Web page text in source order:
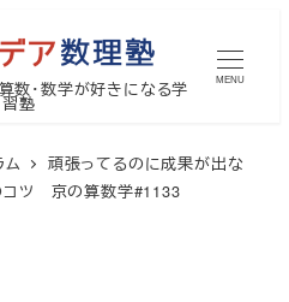
数・数学が好きになる学
習塾
MENU
頑張ってるのに成果が出な
コツ 京の算数学#1133